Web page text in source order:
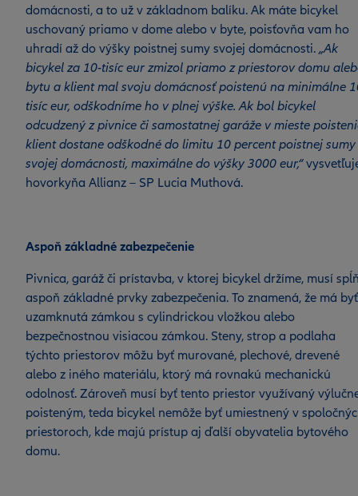
domácnosti, a to už v základnom balíku. Ak máte bicykel
uschovaný priamo v dome alebo v byte, poisťovňa vam ho
uhradí až do výšky poistnej sumy svojej domácnosti. „Ak
bicykel za 10-tisíc eur zmizol priamo z priestorov domu
bytu a klient mal svoju domácnosť poistenú na minimálne
tisíc eur, odškodníme ho v plnej výške. Ak bol bicykel
odcudzený z pivnice či samostatnej garáže v mieste
klient dostane odškodné do limitu 10 percent poistnej sumy
svojej domácnosti, maximálne do výšky 3000 eur,“
hovorkyňa Allianz – SP Lucia Muthová.
Aspoň základné zabezpečenie
Pivnica, garáž či prístavba, v ktorej bicykel držíme, musí
aspoň základné prvky zabezpečenia. To znamená, že má byť
uzamknutá zámkou s cylindrickou vložkou alebo
bezpečnostnou visiacou zámkou. Steny, strop a podlaha
týchto priestorov môžu byť murované, plechové, drevené
alebo z iného materiálu, ktorý má rovnakú mechanickú
odolnosť. Zároveň musí byť tento priestor využívaný
poisteným, teda bicykel nemôže byť umiestnený v
priestoroch, kde majú prístup aj ďalší obyvatelia bytového
domu.